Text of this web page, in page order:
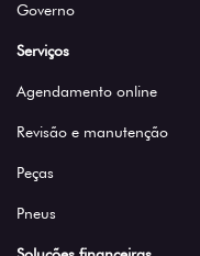
Governo
Serviços
Agendamento online
Revisão e manutenção
Peças
Pneus